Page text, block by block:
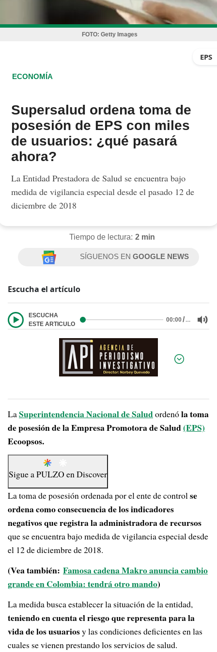
FOTO: Getty Images
EPS
ECONOMÍA
Supersalud ordena toma de
posesión de EPS con miles
de usuarios: ¿qué pasará
ahora?
La Entidad Prestadora de Salud se encuentra bajo
medida de vigilancia especial desde el pasado 12 de
diciembre de 2018
Tiempo de lectura: 2 min
SÍGUENOS ENGOOGLE NEWS
Escucha el artículo
ESCUCHA
ESTE ARTICULO
00:00/…
Por:
LaSuperintendencia Nacional de Saludordenóla toma
de posesión de la Empresa Promotora de Salud(EPS)
Ecoopsos.
Sigue aPULZO enDiscover
La toma de posesión ordenada por el ente de controlse
ordena como consecuencia de los indicadores
negativos que registra la administradora de recursos
que se encuentra bajo medida de vigilancia especial desde
el 12 de diciembre de 2018.
(Vea también: Famosa cadena Makro anuncia cambio
grande en Colombia: tendrá otro mando)
La medida busca establecer la situación de la entidad,
teniendo en cuenta el riesgo que representa para la
vida de los usuariosy las condiciones deficientes en las
cuales se vienen prestando los servicios de salud.